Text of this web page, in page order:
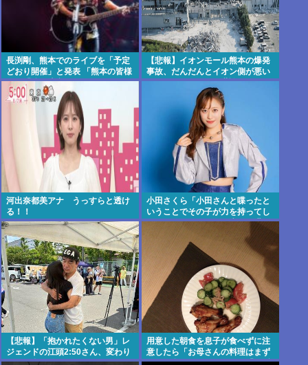
長渕剛、熊本でのライブを「予定
どおり開催」と発表 「熊本の皆様
へ」「強い決意」のメッセージ&
寄付も表明
【悲報】イオンモール熊本の爆発
事故、だんだんとイオン側が悪い
んじゃないかという世論になって
河出奈都美アナ うっすらと透け
る！！
小田さくら「小田さんと喋ったと
いうことでその子が力を持ってし
まわないように、研修生とは喋ら
ないように
【悲報】「抱かれたくない男」レ
ジェンドの江頭2:50さん、変わり
果てた姿で発見されるwww
用意した朝食を息子が食べずに注
意したら「お母さんの料理はまず
いから食べたくない」と…「まず